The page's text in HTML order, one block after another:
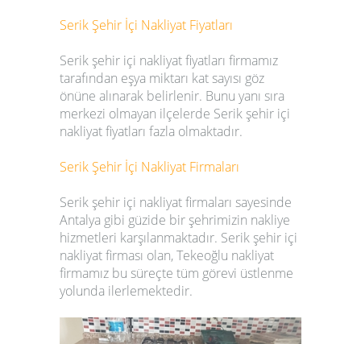
Serik Şehir İçi Nakliyat Fiyatları
Serik şehir içi nakliyat fiyatları firmamız
tarafından eşya miktarı kat sayısı göz
önüne alınarak belirlenir. Bunu yanı sıra
merkezi olmayan ilçelerde Serik şehir içi
nakliyat fiyatları fazla olmaktadır.
Serik Şehir İçi Nakliyat Firmaları
Serik şehir içi nakliyat firmaları sayesinde
Antalya gibi güzide bir şehrimizin nakliye
hizmetleri karşılanmaktadır. Serik şehir içi
nakliyat firması olan,Tekeoğlu nakliyat
firmamız bu süreçte tüm görevi üstlenme
yolunda ilerlemektedir.